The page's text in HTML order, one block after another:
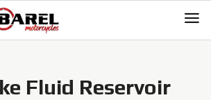
Fluid Reservoir